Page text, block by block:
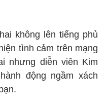
không lên tiếng phủ
tình cảm trên mạng
nhưng diễn viên Kim
động ngầm xách